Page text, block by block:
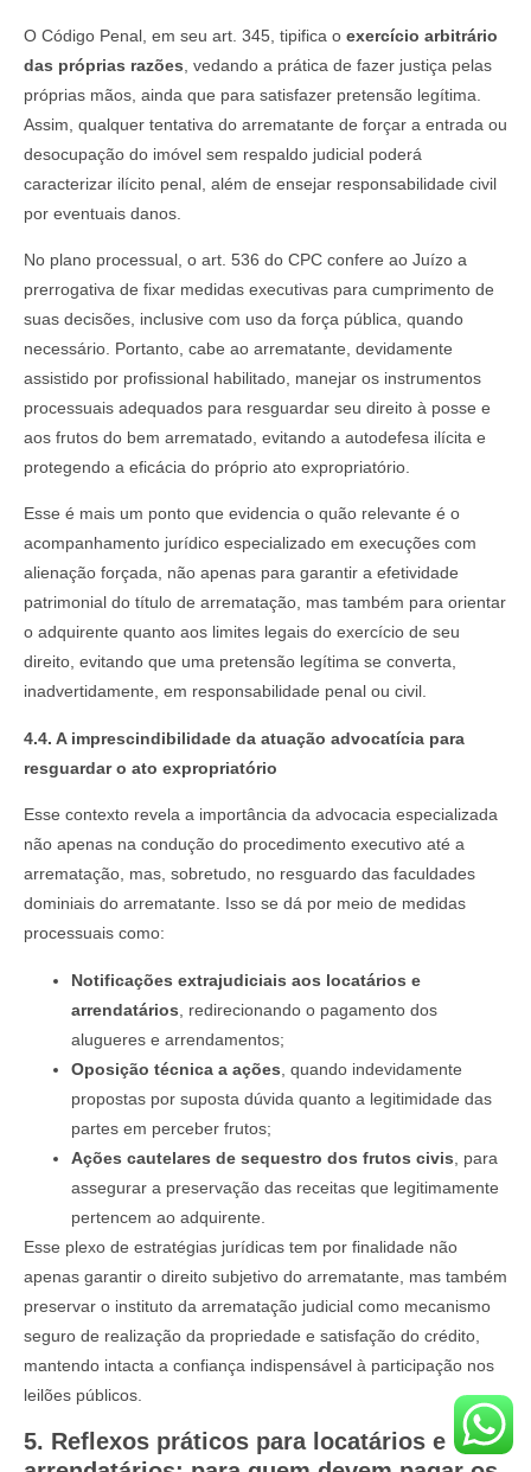
O Código Penal, em seu art. 345, tipifica o exercício arbitrário
das próprias razões , vedando a prática de fazer justiça pelas
próprias mãos, ainda que para satisfazer pretensão legítima.
Assim, qualquer tentativa do arrematante de forçar a entrada ou
desocupação do imóvel sem respaldo judicial poderá
caracterizar ilícito penal, além de ensejar responsabilidade civil
por eventuais danos.
No plano processual, o art. 536 do CPC confere ao Juízo a
prerrogativa de fixar medidas executivas para cumprimento de
suas decisões, inclusive com uso da força pública, quando
necessário. Portanto, cabe ao arrematante, devidamente
assistido por profissional habilitado, manejar os instrumentos
processuais adequados para resguardar seu direito à posse e
aos frutos do bem arrematado, evitando a autodefesa ilícita e
protegendo a eficácia do próprio ato expropriatório.
Esse é mais um ponto que evidencia o quão relevante é o
acompanhamento jurídico especializado em execuções com
alienação forçada, não apenas para garantir a efetividade
patrimonial do título de arrematação, mas também para orientar
o adquirente quanto aos limites legais do exercício de seu
direito, evitando que uma pretensão legítima se converta,
inadvertidamente, em responsabilidade penal ou civil.
4.4. A imprescindibilidade da atuação advocatícia para
resguardar o ato expropriatório
Esse contexto revela a importância da advocacia especializada
não apenas na condução do procedimento executivo até a
arrematação, mas, sobretudo, no resguardo das faculdades
dominiais do arrematante. Isso se dá por meio de medidas
processuais como:
Notificações extrajudiciais aos locatários e
arrendatários , redirecionando o pagamento dos
alugueres e arrendamentos;
Oposição técnica a ações , quando indevidamente
propostas por suposta dúvida quanto a legitimidade das
partes em perceber frutos;
Ações cautelares de sequestro dos frutos civis , para
assegurar a preservação das receitas que legitimamente
pertencem ao adquirente.
Esse plexo de estratégias jurídicas tem por finalidade não
apenas garantir o direito subjetivo do arrematante, mas também
preservar o instituto da arrematação judicial como mecanismo
seguro de realização da propriedade e satisfação do crédito,
mantendo intacta a confiança indispensável à participação nos
leilões públicos.
5. Reflexos práticos para locatários e